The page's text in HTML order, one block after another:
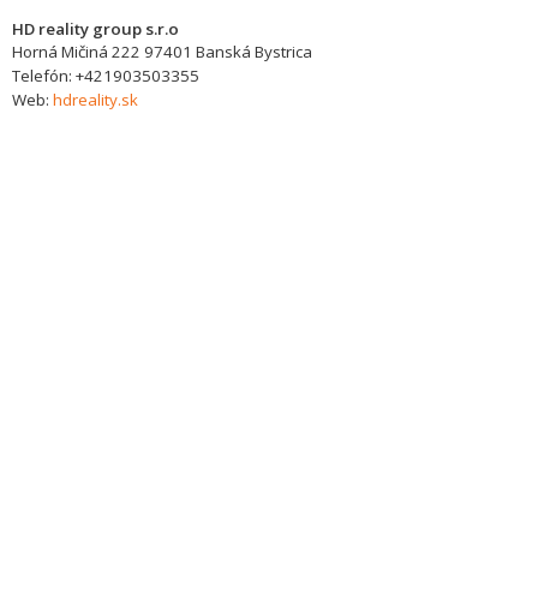
HD reality group s.r.o
Horná Mičiná 222 97401 Banská Bystrica
Telefón: +421903503355
Web: hdreality.sk